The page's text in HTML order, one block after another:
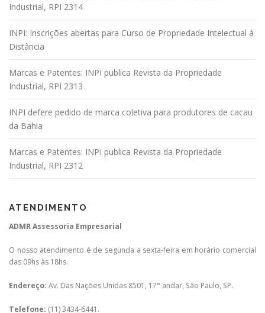
Industrial, RPI 2314
INPI: Inscrições abertas para Curso de Propriedade Intelectual à
Distância
Marcas e Patentes: INPI publica Revista da Propriedade
Industrial, RPI 2313
INPI defere pedido de marca coletiva para produtores de cacau
da Bahia
Marcas e Patentes: INPI publica Revista da Propriedade
Industrial, RPI 2312
ATENDIMENTO
ADMR Assessoria Empresarial
O nosso atendimento é de segunda a sexta-feira em horário comercial
das 09hs às 18hs.
Endereço: Av. Das Nações Unidas 8501, 17° andar, São Paulo, SP.
Telefone: (11) 3434-6441.